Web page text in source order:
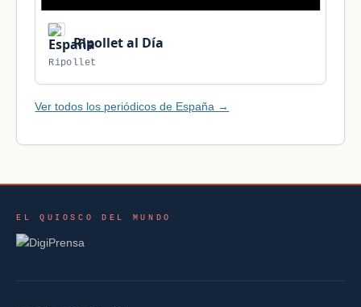
Ripollet al Día
Ripollet
Ver todos los periódicos de España →
EL QUIOSCO DEL MUNDO